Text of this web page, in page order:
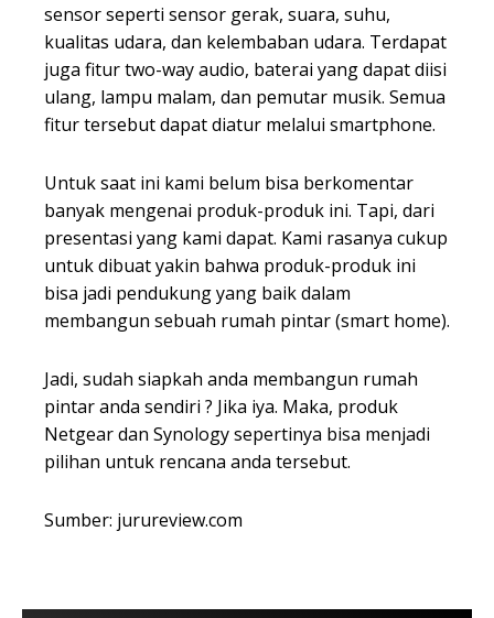
sensor seperti sensor gerak, suara, suhu,
kualitas udara, dan kelembaban udara. Terdapat
juga fitur two-way audio, baterai yang dapat diisi
ulang, lampu malam, dan pemutar musik. Semua
fitur tersebut dapat diatur melalui smartphone.
Untuk saat ini kami belum bisa berkomentar
banyak mengenai produk-produk ini. Tapi, dari
presentasi yang kami dapat. Kami rasanya cukup
untuk dibuat yakin bahwa produk-produk ini
bisa jadi pendukung yang baik dalam
membangun sebuah rumah pintar (smart home).
Jadi, sudah siapkah anda membangun rumah
pintar anda sendiri ? Jika iya. Maka, produk
Netgear dan Synology sepertinya bisa menjadi
pilihan untuk rencana anda tersebut.
Sumber: jurureview.com